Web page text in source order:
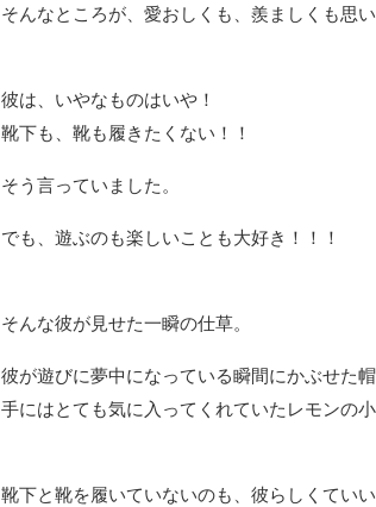
そんなところが、愛おしくも、羨ましくも思い
彼は、いやなものはいや！
靴下も、靴も履きたくない！！
そう言っていました。
でも、遊ぶのも楽しいことも大好き！！！
そんな彼が見せた一瞬の仕草。
彼が遊びに夢中になっている瞬間にかぶせた帽
手にはとても気に入ってくれていたレモンの小
靴下と靴を履いていないのも、彼らしくてい